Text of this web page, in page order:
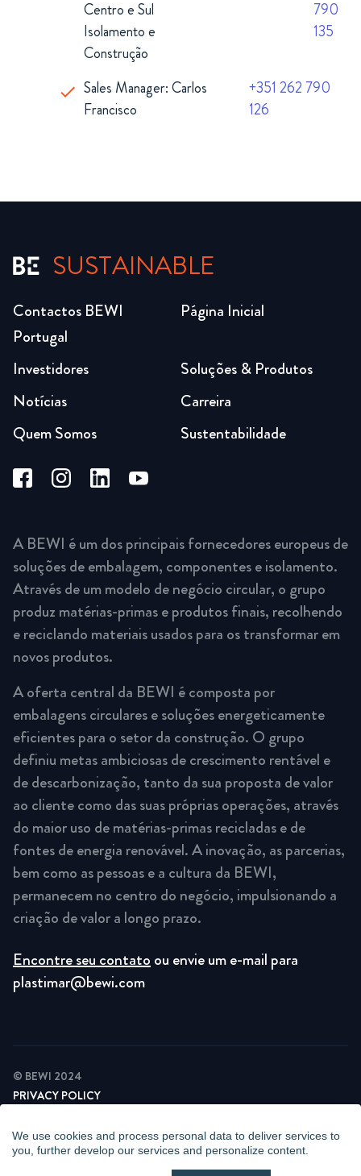
We use cookies and process personal data to deliver services to
you, further develop our services and personalize content.
Centro e Sul
Isolamento e
Construção
790
135
Sales Manager: Carlos
Francisco
+351 262 790
126
SUSTAINABLE
Página Inicial
Soluções & Produtos
Carreira
Sustentabilidade
Investidores
Notícias
Quem Somos
Contactos BEWI
Portugal
A BEWI é um dos principais fornecedores europeus de
soluções de embalagem, componentes e isolamento.
Através de um modelo de negócio circular, o grupo
produz matérias-primas e produtos finais, recolhendo
e reciclando materiais usados para os transformar em
novos produtos.
A oferta central da BEWI é composta por
embalagens circulares e soluções energeticamente
eficientes para o setor da construção. O grupo
definiu metas ambiciosas de crescimento rentável e
de descarbonização, tanto da sua proposta de valor
ao cliente como das suas próprias operações, através
do maior uso de matérias-primas recicladas e de
fontes de energia renovável. A inovação, as parcerias,
bem como as pessoas e a cultura da BEWI,
permanecem no centro do negócio, impulsionando a
criação de valor a longo prazo.
Encontre seu contato ou envie um e-mail para
plastimar@bewi.com
© BEWI 2024
PRIVACY POLICY
NEWSLETTER PRIVACY POLICY
VIDEO SURVEILLANCE STATEMENT